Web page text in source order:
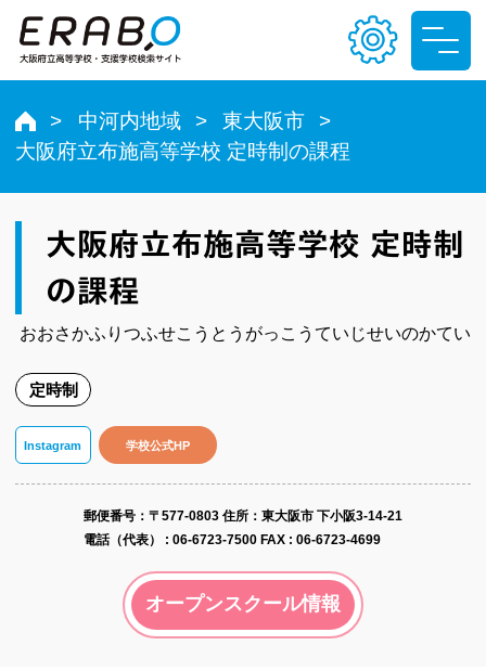
文字サイズ
中河内地域
東大阪市
大阪府立布施高等学校 定時制の課程
大阪府立布施高等学校 定時制
の課程
おおさかふりつふせこうとうがっこうていじせいのかてい
定時制
Instagram 学校公式HP
郵便番号​：〒577-0803 住所：東大阪市 下小阪3-14-21
電話（代表） : 06-6723-7500 FAX : 06-6723-4699
オープンスクール情報